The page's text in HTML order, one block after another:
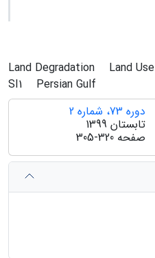
Land Degradation Land Use
SI1
Persian Gulf
دوره 73، شماره 2
تابستان 1399
صفحه 305-320